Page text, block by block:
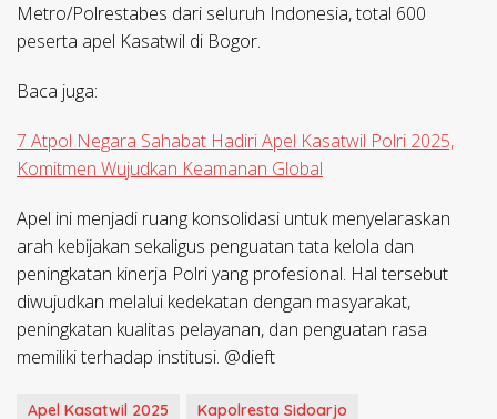
Metro/Polrestabes dari seluruh Indonesia, total 600
peserta apel Kasatwil di Bogor.
Baca juga:
7 Atpol Negara Sahabat Hadiri Apel Kasatwil Polri 2025,
Komitmen Wujudkan Keamanan Global
Apel ini menjadi ruang konsolidasi untuk menyelaraskan
arah kebijakan sekaligus penguatan tata kelola dan
peningkatan kinerja Polri yang profesional. Hal tersebut
diwujudkan melalui kedekatan dengan masyarakat,
peningkatan kualitas pelayanan, dan penguatan rasa
memiliki terhadap institusi. @dieft
Apel Kasatwil 2025
Kapolresta Sidoarjo